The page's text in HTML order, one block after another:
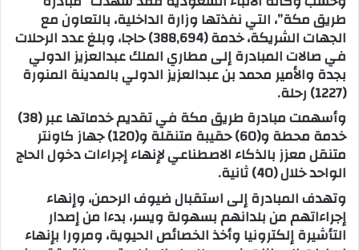
ر
و
ن
ي
طريق مكة”، التي نفذتها وزارة الداخلية، بالتعاون مع
الجهات الشريكة، خدمة (388,694) حاجا، وبلغ عدد الرحلات
في صالات المبادرة إلى مطاري الملك عبدالعزيز الدولي
بجدة والأمير محمد بن عبدالعزيز الدولي بالمدينة المنورة
(1227) رحلة.
وأسهمت مبادرة طريق مكة في تقديم خدماتها عبر (38)
خدمة محطة و(60) حقيبة متنقلة و(120) جهاز كاونتر
متنقل معزز بالذكاء الاصطناعي لإنهاء إجراءات دخول الحاج
الواحد خلال (40) ثانية.
وتهدف المبادرة إلى استقبال ضيوف الرحمن، وإنهاء
إجراءاتهم من بلدانهم بسهولة ويسر، بدءا من إصدار
التأشيرة إلكترونيا وأخذ الخصائص الحيوية، ومرورا بإنهاء